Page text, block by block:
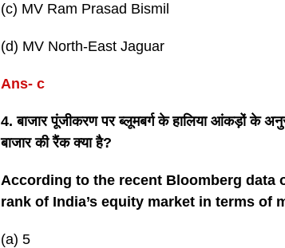
(c) MV Ram Prasad Bismil
(d) MV North-East Jaguar
Ans- c
4. बाजार पूंजीकरण पर ब्लूमबर्ग के हालिया आंकड़ों के
बाजार की रैंक क्या है?
According to the recent Bloomberg data
rank of India’s equity market in terms of
(a) 5